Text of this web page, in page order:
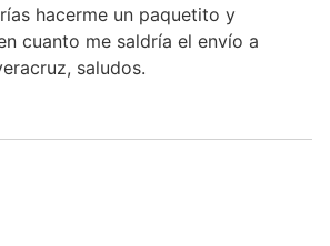
hacerme un paquetito y
cuanto me saldría el envío a
saludos.